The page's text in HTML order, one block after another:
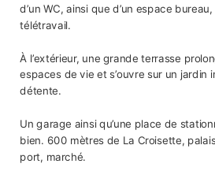
d’un WC, ainsi que d’un espace
télétravail.
À l’extérieur, une grande terrasse
espaces de vie et s’ouvre sur un jardin
détente.
Un garage ainsi qu’une place de
bien. 600 mètres de La Croisette,
port, marché.